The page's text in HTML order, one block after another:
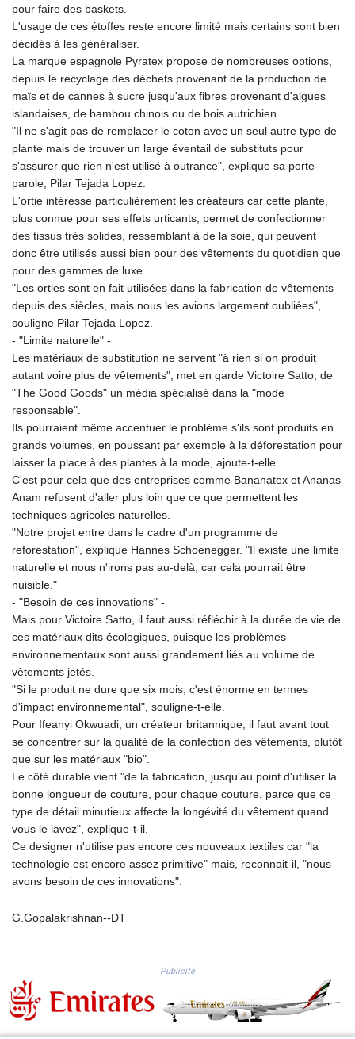
KRW 1633.531568
KYD 0.962162
KZT 541.02372
LAK 26086.822873
LBP
103388.630514
LKR 387.81603
LRD 208.397567
LTL 3.402675
LVL 0.697063
LYD 7.359771
MAD 10.772009
MGA 4963.869122
MKD 61.548176
MOP 9.328972
MRU 46.285429
MUR 54.242586
MWK 2001.953827
MXN 19.792091
MYR 4.714415
MZN 73.639049
NAD 18.831591
NGN 1572.438973
NIO 42.484154
NOK 10.977222
NPR 175.800197
PAB 1.15453
PEN 3.902569
PGK 5.100921
PKR 320.527693
PLN 4.302263
PYG 6867.585958
QAR 4.220243
RSD 117.34213
RUB 94.667126
RWF 1696.038636
SBD 9.297794
SCR 16.700579
SDG 692.002662
SRD 43.636562
STN 24.509229
pour faire des baskets.
L'usage de ces étoffes reste encore limité mais certains sont bien
décidés à les généraliser.
La marque espagnole Pyratex propose de nombreuses options,
depuis le recyclage des déchets provenant de la production de
maïs et de cannes à sucre jusqu'aux fibres provenant d'algues
islandaises, de bambou chinois ou de bois autrichien.
"Il ne s'agit pas de remplacer le coton avec un seul autre type de
plante mais de trouver un large éventail de substituts pour
s'assurer que rien n'est utilisé à outrance", explique sa porte-
parole, Pilar Tejada Lopez.
L'ortie intéresse particulièrement les créateurs car cette plante,
plus connue pour ses effets urticants, permet de confectionner
des tissus très solides, ressemblant à de la soie, qui peuvent
donc être utilisés aussi bien pour des vêtements du quotidien que
pour des gammes de luxe.
"Les orties sont en fait utilisées dans la fabrication de vêtements
depuis des siècles, mais nous les avions largement oubliées",
souligne Pilar Tejada Lopez.
- "Limite naturelle" -
Les matériaux de substitution ne servent "à rien si on produit
autant voire plus de vêtements", met en garde Victoire Satto, de
"The Good Goods" un média spécialisé dans la "mode
responsable".
Ils pourraient même accentuer le problème s'ils sont produits en
grands volumes, en poussant par exemple à la déforestation pour
laisser la place à des plantes à la mode, ajoute-t-elle.
C'est pour cela que des entreprises comme Bananatex et Ananas
Anam refusent d'aller plus loin que ce que permettent les
techniques agricoles naturelles.
"Notre projet entre dans le cadre d'un programme de
reforestation", explique Hannes Schoenegger. "Il existe une limite
naturelle et nous n'irons pas au-delà, car cela pourrait être
nuisible."
- "Besoin de ces innovations" -
Mais pour Victoire Satto, il faut aussi réfléchir à la durée de vie de
ces matériaux dits écologiques, puisque les problèmes
environnementaux sont aussi grandement liés au volume de
vêtements jetés.
"Si le produit ne dure que six mois, c'est énorme en termes
d'impact environnemental", souligne-t-elle.
Pour Ifeanyi Okwuadi, un créateur britannique, il faut avant tout
se concentrer sur la qualité de la confection des vêtements, plutôt
que sur les matériaux "bio".
Le côté durable vient "de la fabrication, jusqu'au point d'utiliser la
bonne longueur de couture, pour chaque couture, parce que ce
type de détail minutieux affecte la longévité du vêtement quand
vous le lavez", explique-t-il.
Ce designer n'utilise pas encore ces nouveaux textiles car "la
technologie est encore assez primitive" mais, reconnait-il, "nous
avons besoin de ces innovations".
G.Gopalakrishnan--DT
Publicité